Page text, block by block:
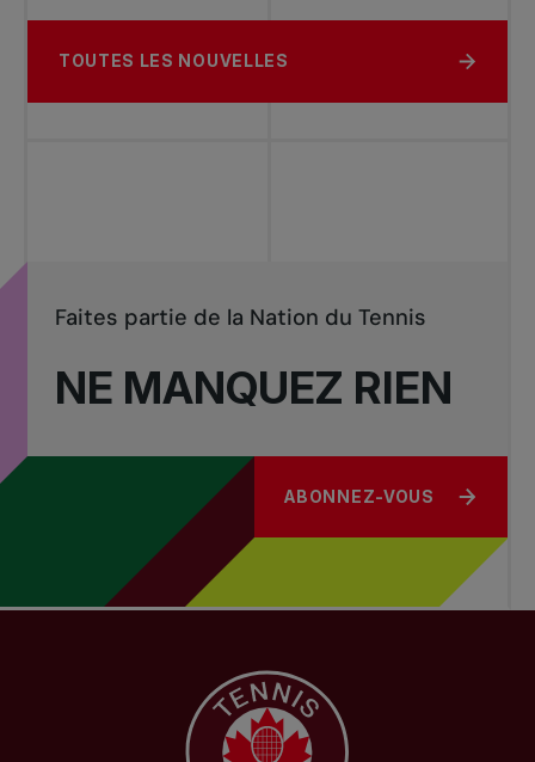
TOUTES LES NOUVELLES
NE MANQUEZ RIEN
Faites partie de la Nation du Tennis
ABONNEZ-VOUS